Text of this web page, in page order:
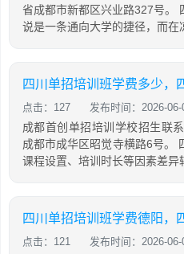
省成都市新都区兴业路327号。
说是一条通向大学的捷径，而在
四川单招培训班学费多少，
点击：127 发布时间：2026-06-
成都首创单招培训学校招生联
成都市成华区昭觉寺横路6号。
课程设置、培训时长等因素差异
四川单招培训班学费德阳，
点击：121 发布时间：2026-06-